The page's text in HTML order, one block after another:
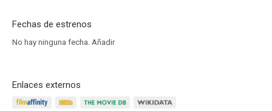
Fechas de estrenos
No hay ninguna fecha. Añadir
Enlaces externos